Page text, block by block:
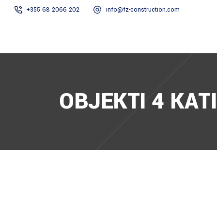
+355 68 2066 202 info@fz-construction.com
OBJEKTI 4